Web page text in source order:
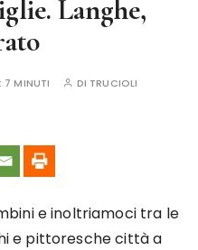
Langhe,
7 MINUTI DI TRUCIOLI
e inoltriamoci tra le
e pittoresche città a